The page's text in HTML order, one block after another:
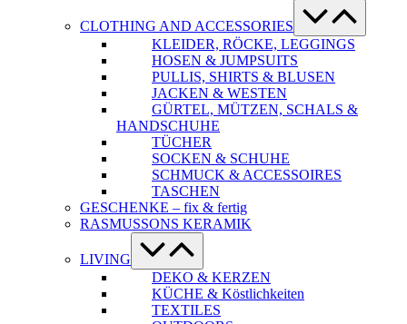
CLOTHING AND ACCESSORIES
Menü-
Schalter
KLEIDER, RÖCKE, LEGGINGS
HOSEN & JUMPSUITS
PULLIS, SHIRTS & BLUSEN
JACKEN & WESTEN
GÜRTEL, MÜTZEN, SCHALS &
HANDSCHUHE
TÜCHER
SOCKEN & SCHUHE
SCHMUCK & ACCESSOIRES
TASCHEN
GESCHENKE – fix & fertig
RASMUSSONS KERAMIK
LIVING
Menü-
Schalter
DEKO & KERZEN
KÜCHE & Köstlichkeiten
TEXTILES